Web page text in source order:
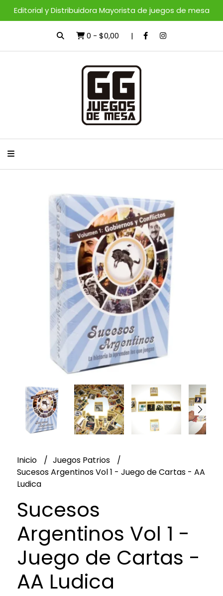
Editorial y Distribuidora Mayorista de juegos de mesa
0 - $0,00
Inicio
Juegos Patrios
Sucesos Argentinos Vol 1 - Juego de Cartas - AA
Ludica
Sucesos
Argentinos Vol 1 -
Juego de Cartas -
AA Ludica